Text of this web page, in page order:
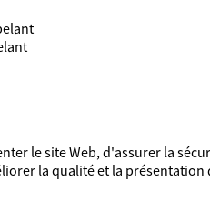
le site Web, d'assurer la
la qualité et la